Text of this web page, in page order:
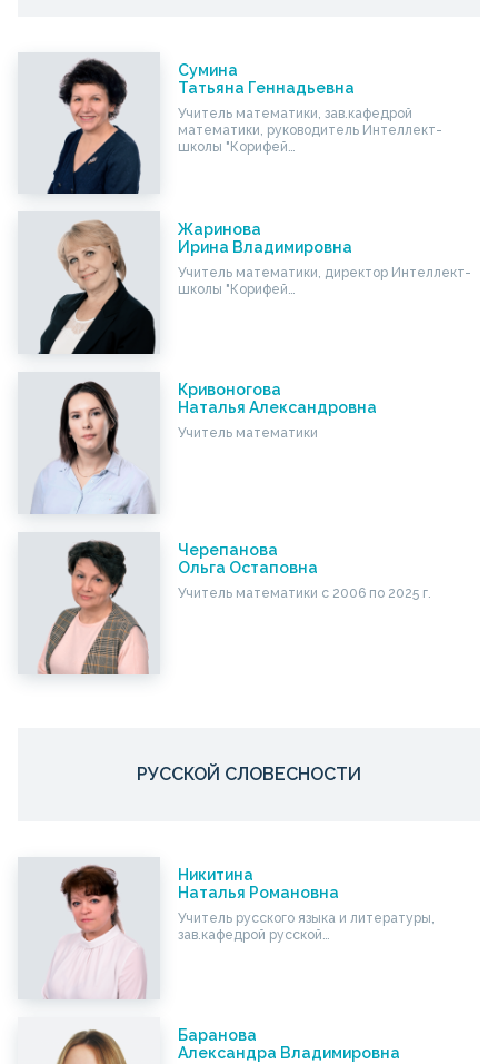
Сумина
Татьяна Геннадьевна
Учитель математики, зав.кафедрой
математики, руководитель Интеллект-
школы "Корифей…
Жаринова
Ирина Владимировна
Учитель математики, директор Интеллект-
школы "Корифей…
Кривоногова
Наталья Александровна
Учитель математики
Черепанова
Ольга Остаповна
Учитель математики с 2006 по 2025 г.
РУССКОЙ СЛОВЕСНОСТИ
Никитина
Наталья Романовна
Учитель русского языка и литературы,
зав.кафедрой русской…
Баранова
Александра Владимировна